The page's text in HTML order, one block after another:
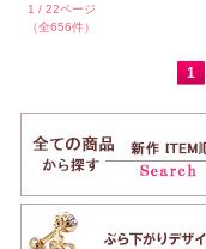
1 / 22ページ
（全656件）
1